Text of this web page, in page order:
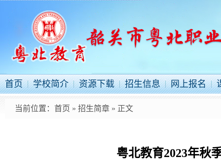
首页 学校简介 资源下载 招生信息 网上报名
当前位置： 首页 » 招生简章 » 正文
粤北教育2023年秋